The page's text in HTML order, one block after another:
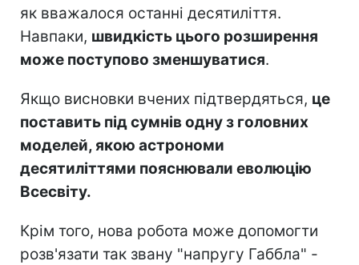
як вважалося останні десятиліття.
Навпаки, швидкість цього розширення
може поступово зменшуватися.
Якщо висновки вчених підтвердяться, це
поставить під сумнів одну з головних
моделей, якою астрономи
десятиліттями пояснювали еволюцію
Всесвіту.
Крім того, нова робота може допомогти
розв'язати так звану "напругу Габбла" -